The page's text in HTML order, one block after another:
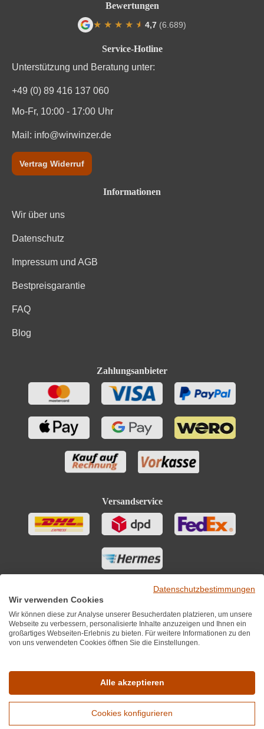
Service-Hotline
Unterstützung und Beratung unter:
+49 (0) 89 416 137 060
Mo-Fr, 10:00 - 17:00 Uhr
Mail: info@wirwinzer.de
Vertrag Widerruf
Informationen
Wir über uns
Datenschutz
Impressum und AGB
Bestpreisgarantie
FAQ
Blog
Zahlungsanbieter
Versandservice
Bewertungen
★ ★ ★ ★ ★
★ 4,7 (6.689)
Datenschutzbestimmungen
Wir verwenden Cookies
Wir können diese zur Analyse unserer Besucherdaten platzieren, um unsere
Webseite zu verbessern, personalisierte Inhalte anzuzeigen und Ihnen ein
großartiges Webseiten-Erlebnis zu bieten. Für weitere Informationen zu den
von uns verwendeten Cookies öffnen Sie die Einstellungen.
Alle akzeptieren
Cookies konfigurieren